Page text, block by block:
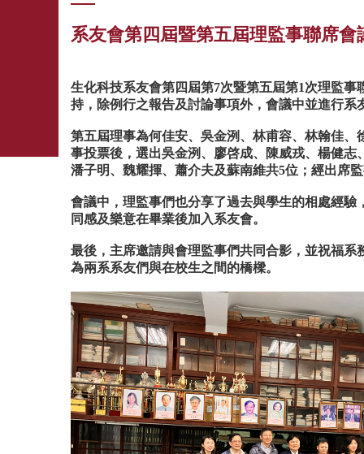
系友會第四屆暨第五屆理監事聯席會
生化科技系友會第四屆第7次暨第五屆第1次理監事
持，除例行之報告及討論事項外，會議中並進行
第五屆理事為何佳安、吳金洌、林甫容、林翰佳
事投票後，選出吳金洌、廖啓成、陳威戎、楊健
潘子明、魏耀揮、蕭介夫及蘇南維共5位；經出席
會議中，理監事們也分享了過去與學生的相處經
同感及樂意在畢業後加入系友會。
最後，主席邀請與會理監事們共同合影，並祝福
為兩系系友們與在校生之間的橋樑。